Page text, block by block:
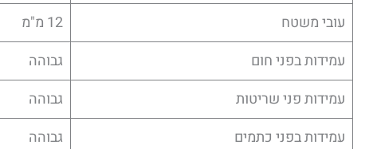
עובי משטח
12 מ"מ
עמידות בפני חום
גבוהה
עמידות פני שריטות
גבוהה
עמידות בפני כתמים
גבוהה